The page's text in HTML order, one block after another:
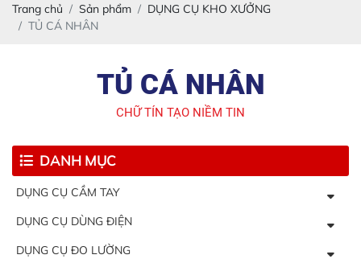
Trang chủ Sản phẩm
DỤNG CỤ KHO XƯỞNG
TỦ CÁ NHÂN
TỦ CÁ NHÂN
CHỮ TÍN TẠO NIỀM TIN
DANH MỤC
DỤNG CỤ CẦM TAY
DỤNG CỤ DÙNG ĐIỆN
DỤNG CỤ ĐO LƯỜNG